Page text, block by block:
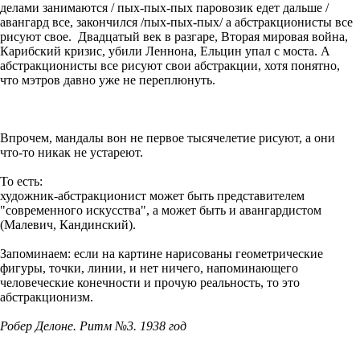
делами занимаются / пых-пых-пых паровозик едет дальше /
авангард все, закончился /пых-пых-пых/ а абстракционисты все
рисуют свое. Двадцатый век в разгаре, Вторая мировая война,
Карибский кризис, убили Леннона, Ельцин упал с моста. А
абстракционисты все рисуют свои абстракции, хотя понятно,
что мэтров давно уже не переплюнуть.
Впрочем, мандалы вон не первое тысячелетие рисуют, а они
что-то никак не устареют.
То есть:
художник-абстракционист может быть представителем
"современного искусства", а может быть и авангардистом
(Малевич, Кандинский).
Запоминаем: если на картине нарисованы геометрические
фигуры, точки, линии, и нет ничего, напоминающего
человеческие конечности и прочую реальность, то это
абстракционизм.
Робер Делоне. Ритм №3. 1938 год